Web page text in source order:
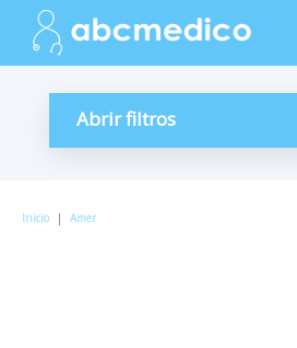
Abrir filtros
Inicio | Amer